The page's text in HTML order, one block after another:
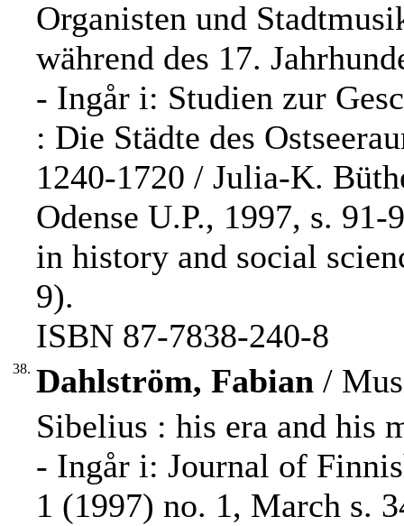
Organisten und
während des 17.
- Ingår i: Studien zur
: Die Städte des
1240-1720 / Julia-K.
Odense U.P., 1997, s.
in history and social
9).
ISBN 87-7838-240-8
38. Dahlström, Fabian /
Sibelius : his era and his
- Ingår i: Journal of
1 (1997) no. 1, March s.